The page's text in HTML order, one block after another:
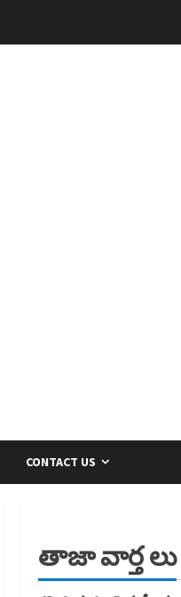
CONTACT US
తాజా వార్త లు